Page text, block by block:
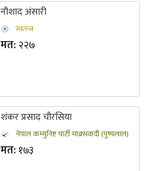
नौशाद अंसारी
स्वतन्त्र
मत:२२७
शंकर प्रसाद चौरसिया
नेपाल कम्युनिष्ट पार्टी माक्र्सवादी (पुष्पलाल)
मत:१७३